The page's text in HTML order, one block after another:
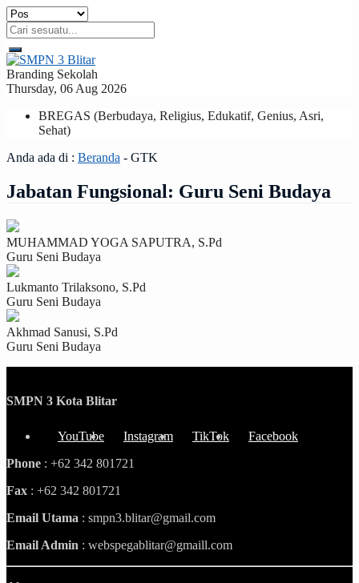
Branding Sekolah
Thursday, 06 Aug 2026
BREGAS (Berbudaya, Religius, Edukatif, Genius, Asri,
Sehat)
Anda ada di : Beranda - GTK
Jabatan Fungsional: Guru Seni Budaya
MUHAMMAD YOGA SAPUTRA, S.Pd
Guru Seni Budaya
Lukmanto Trilaksono, S.Pd
Guru Seni Budaya
Akhmad Sanusi, S.Pd
Guru Seni Budaya
SMPN 3 Kota Blitar
YouTube Instagram TikTok
Facebook
Phone : +62 342 801721
Fax : +62 342 801721
Email Utama : smpn3.blitar@gmail.com
Email Admin : webspegablitar@gmaill.com